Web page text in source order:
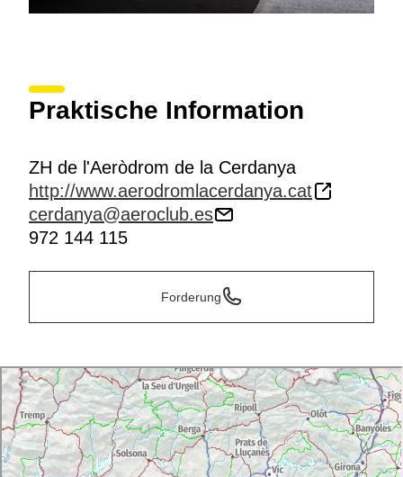
Praktische Information
ZH de l'Aeròdrom de la Cerdanya
http://www.aerodromlacerdanya.cat
cerdanya@aeroclub.es
972 144 115
Forderung